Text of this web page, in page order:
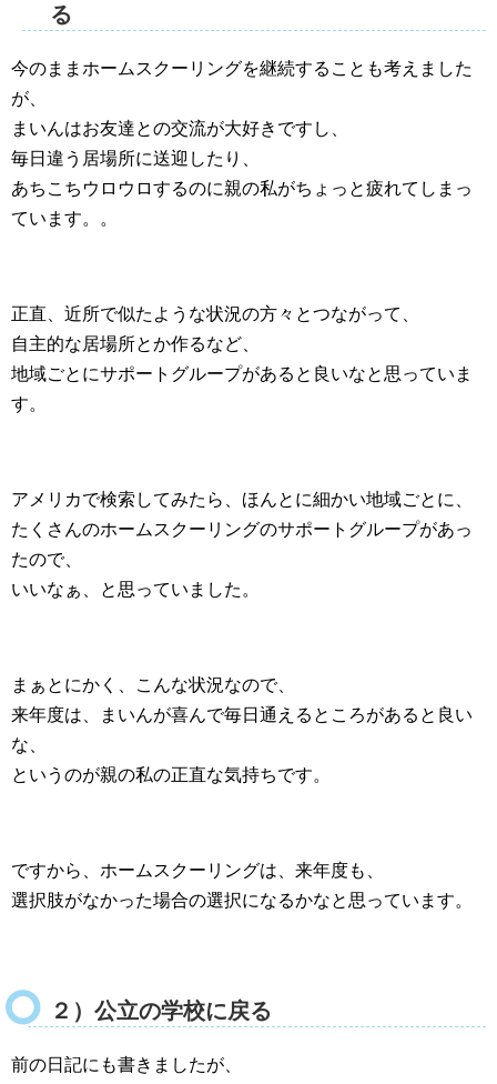
る
今のままホームスクーリングを継続することも考えました
が、
まいんはお友達との交流が大好きですし、
毎日違う居場所に送迎したり、
あちこちウロウロするのに親の私がちょっと疲れてしまっ
ています。。
正直、近所で似たような状況の方々とつながって、
自主的な居場所とか作るなど、
地域ごとにサポートグループがあると良いなと思っていま
す。
アメリカで検索してみたら、ほんとに細かい地域ごとに、
たくさんのホームスクーリングのサポートグループがあっ
たので、
いいなぁ、と思っていました。
まぁとにかく、こんな状況なので、
来年度は、まいんが喜んで毎日通えるところがあると良い
な、
というのが親の私の正直な気持ちです。
ですから、ホームスクーリングは、来年度も、
選択肢がなかった場合の選択になるかなと思っています。
２）公立の学校に戻る
前の日記にも書きましたが、